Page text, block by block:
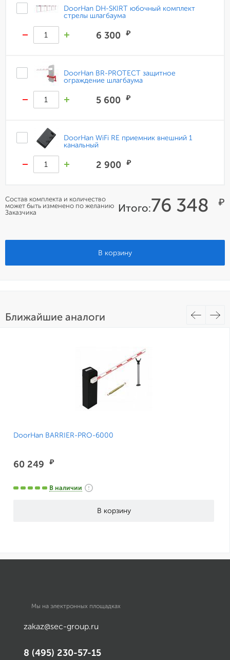
DoorHan DH-SKIRT юбочный комплект
стрелы шлагбаума
6 300 ₽
DoorHan BR-PROTECT защитное
ограждение шлагбаума
5 600 ₽
DoorHan WiFi RE приемник внешний 1
канальный
2 900 ₽
Состав комплекта и количество
может быть изменено по желанию
Заказчика
Итого:76 348 ₽
В корзину
Ближайшие аналоги
DoorHan BARRIER-PRO-6000
60 249 ₽
В наличии
Мы на электронных площадках
zakaz@sec-group.ru
8 (495) 230-57-15